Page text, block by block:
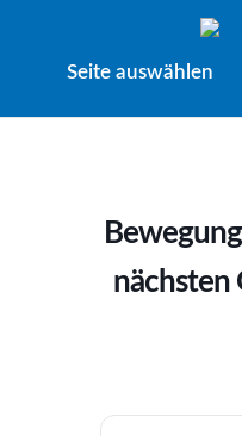
Seite auswählen
nächsten